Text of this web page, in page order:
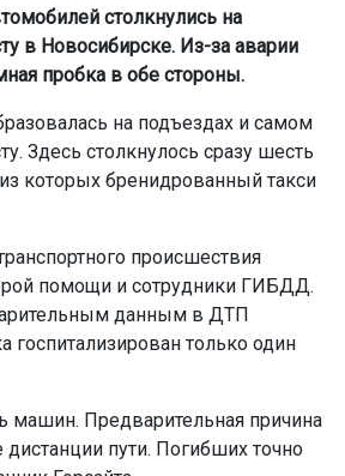
столкнулись на
в Новосибирске. Из-за аварии
пробка в обе стороны.
на подъездах и самом
Здесь столкнулось сразу шесть
которых бренидрованный такси
происшествия
помощи и сотрудники ГИБДД.
данным в ДТП
госпитализирован только один
машин. Предварительная причина
пути. Погибших точно